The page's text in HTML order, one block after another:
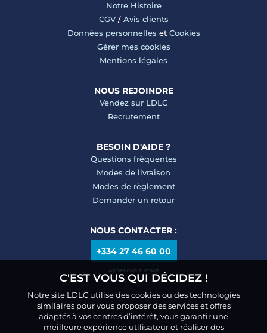
Notre Histoire
CGV/ Avis clients
Données personnelles et Cookies
Gérer mes cookies
Mentions légales
NOUS REJOINDRE
Vendez sur LDLC
Recrutement
BESOIN D'AIDE ?
Questions fréquentes
Modes de livraison
Modes de règlement
Demander un retour
NOUS CONTACTER :
+334 27 46 60 00
Appel non surtaxé
C'EST VOUS QUI DÉCIDEZ !
Notre site LDLC utilise des cookies ou des technologies
similaires pour vous proposer des services et offres
adaptés à vos centres d’intérêt, vous garantir une
meilleure expérience utilisateur et réaliser des